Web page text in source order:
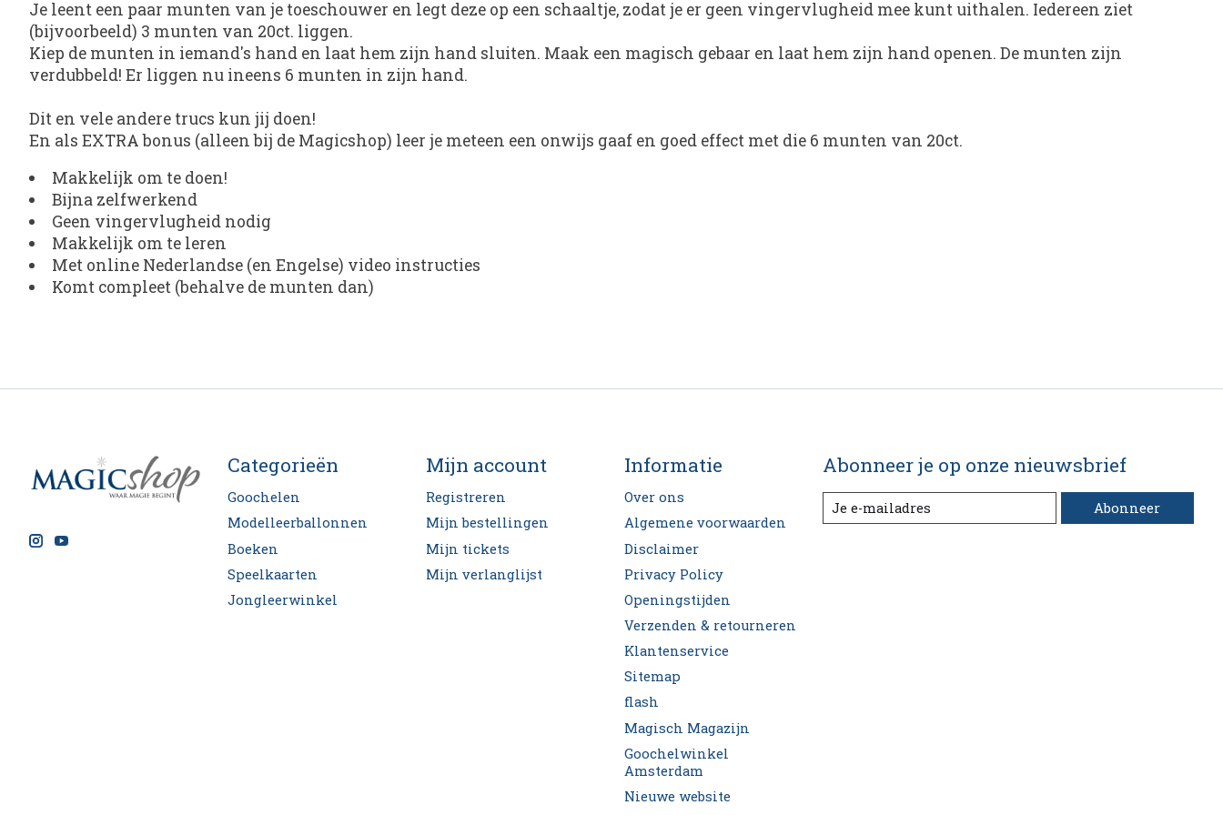
Je leent een paar munten van je toeschouwer en legt deze op een schaaltje, zodat je er geen vingervlugheid mee kunt uithalen. Iedereen ziet
(bijvoorbeeld) 3 munten van 20ct. liggen.
Kiep de munten in iemand's hand en laat hem zijn hand sluiten. Maak een magisch gebaar en laat hem zijn hand openen. De munten zijn
verdubbeld! Er liggen nu ineens 6 munten in zijn hand.
Dit en vele andere trucs kun jij doen!
En als EXTRA bonus (alleen bij de Magicshop) leer je meteen een onwijs gaaf en goed effect met die 6 munten van 20ct.
Makkelijk om te doen!
Bijna zelfwerkend
Geen vingervlugheid nodig
Makkelijk om te leren
Met online Nederlandse (en Engelse) video instructies
Komt compleet (behalve de munten dan)
Categorieën
Goochelen
Modelleerballonnen
Boeken
Speelkaarten
Jongleerwinkel
Mijn account
Registreren
Mijn bestellingen
Mijn tickets
Mijn verlanglijst
Informatie
Over ons
Algemene voorwaarden
Disclaimer
Privacy Policy
Openingstijden
Verzenden & retourneren
Klantenservice
Sitemap
flash
Magisch Magazijn
Goochelwinkel
Amsterdam
Nieuwe website
Abonneer je op onze nieuwsbrief
Abonneer